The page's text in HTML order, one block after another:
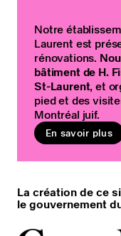
Notre
Laurent est
rénovations.
bâtiment de H.
St-Laurent, et
pied et des
Montréal juif.
En savoir plus
La création de ce
le gouvernement